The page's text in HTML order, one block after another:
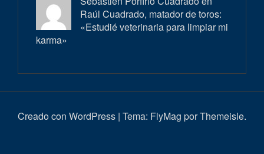
Raúl Cuadrado, matador de toros:
«Estudié veterinaria para limpiar mi
karma»
Creado con WordPress | Tema: FlyMag por Themeisle.